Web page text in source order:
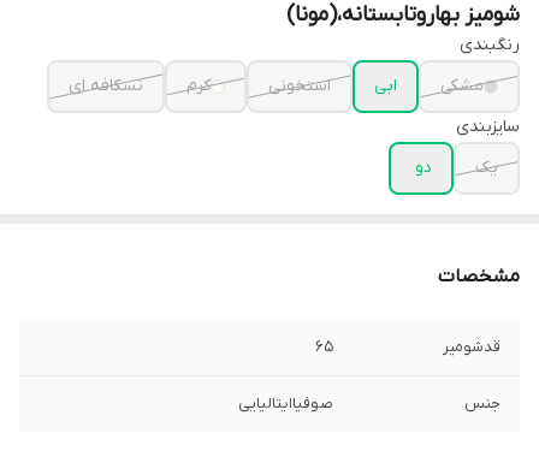
شومیز بهاروتابستانه،(مونا)
رنگبندی
مشکی
ابی استخونی کرم
نسکافه ای
سایزبندی
یک
دو
مشخصات
قدشومیر ۶۵
جنس صوفیاایتالیایی